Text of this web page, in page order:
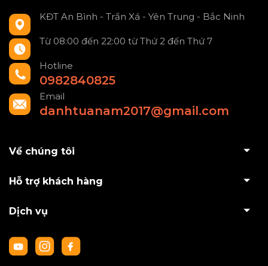
KĐT An Bình - Trần Xá - Yên Trung - Bắc Ninh
Từ 08:00 đến 22:00 từ Thứ 2 đến Thứ 7
Hotline
0982840825
Email
danhtuanam2017@gmail.com
Về chúng tôi
Hỗ trợ khách hàng
Dịch vụ